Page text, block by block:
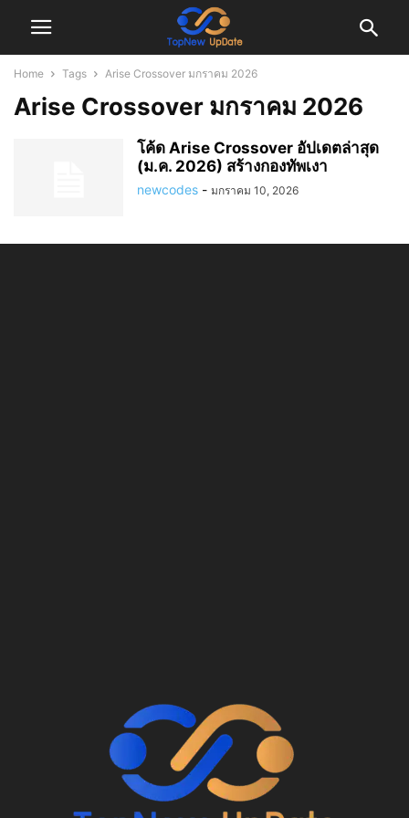
Home Tags Arise Crossover มกราคม 2026
Arise Crossover มกราคม 2026
โค้ด Arise Crossover อัปเดตล่าสุด
(ม.ค. 2026) สร้างกองทัพเงา
newcodes - มกราคม 10, 2026